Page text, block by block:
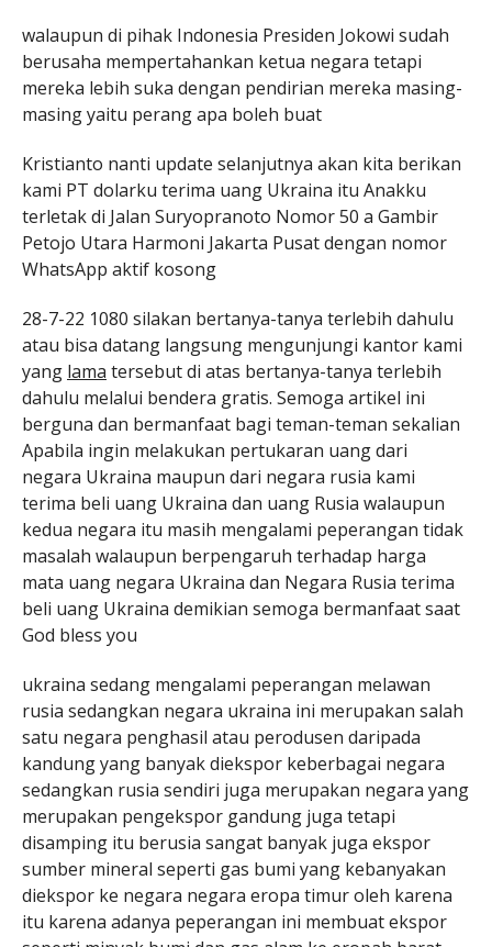
walaupun di pihak Indonesia Presiden Jokowi sudah
berusaha mempertahankan ketua negara tetapi
mereka lebih suka dengan pendirian mereka masing-
masing yaitu perang apa boleh buat
Kristianto nanti update selanjutnya akan kita berikan
kami PT dolarku terima uang Ukraina itu Anakku
terletak di Jalan Suryopranoto Nomor 50 a Gambir
Petojo Utara Harmoni Jakarta Pusat dengan nomor
WhatsApp aktif kosong
28-7-22 1080 silakan bertanya-tanya terlebih dahulu
atau bisa datang langsung mengunjungi kantor kami
yang lama tersebut di atas bertanya-tanya terlebih
dahulu melalui bendera gratis. Semoga artikel ini
berguna dan bermanfaat bagi teman-teman sekalian
Apabila ingin melakukan pertukaran uang dari
negara Ukraina maupun dari negara rusia kami
terima beli uang Ukraina dan uang Rusia walaupun
kedua negara itu masih mengalami peperangan tidak
masalah walaupun berpengaruh terhadap harga
mata uang negara Ukraina dan Negara Rusia terima
beli uang Ukraina demikian semoga bermanfaat saat
God bless you
ukraina sedang mengalami peperangan melawan
rusia sedangkan negara ukraina ini merupakan salah
satu negara penghasil atau perodusen daripada
kandung yang banyak diekspor keberbagai negara
sedangkan rusia sendiri juga merupakan negara yang
merupakan pengekspor gandung juga tetapi
disamping itu berusia sangat banyak juga ekspor
sumber mineral seperti gas bumi yang kebanyakan
diekspor ke negara negara eropa timur oleh karena
itu karena adanya peperangan ini membuat ekspor